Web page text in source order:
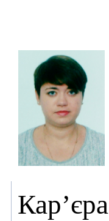
Кар’єра